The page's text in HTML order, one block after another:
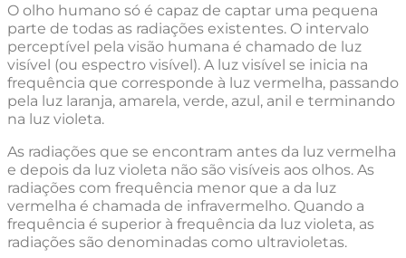
O olho humano só é capaz de captar uma pequena
parte de todas as radiações existentes. O intervalo
perceptível pela visão humana é chamado de luz
visível (ou espectro visível). A luz visível se inicia na
frequência que corresponde à luz vermelha, passando
pela luz laranja, amarela, verde, azul, anil e terminando
na luz violeta.
As radiações que se encontram antes da luz vermelha
e depois da luz violeta não são visíveis aos olhos. As
radiações com frequência menor que a da luz
vermelha é chamada de infravermelho. Quando a
frequência é superior à frequência da luz violeta, as
radiações são denominadas como ultravioletas.